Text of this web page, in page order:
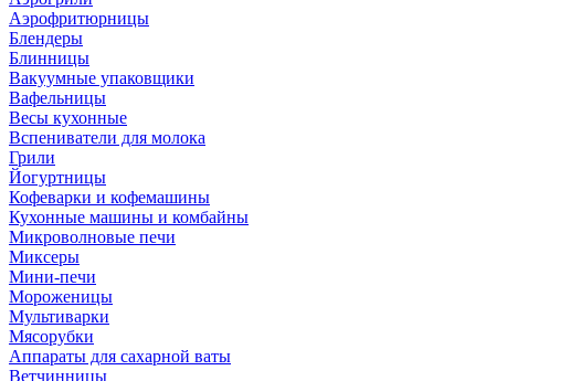
Аэрофритюрницы
Блендеры
Блинницы
Вакуумные упаковщики
Вафельницы
Весы кухонные
Вспениватели для молока
Грили
Йогуртницы
Кофеварки и кофемашины
Кухонные машины и комбайны
Микроволновые печи
Миксеры
Мини-печи
Мороженицы
Мультиварки
Мясорубки
Аппараты для сахарной ваты
Ветчинницы